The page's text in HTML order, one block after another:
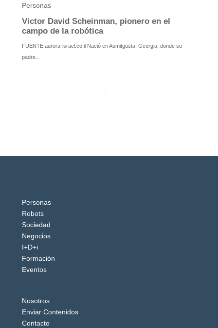
Personas
Robots
Sociedad
Negocios
I+D+i
Formación
Eventos
Nosotros
Enviar Contenidos
Contacto